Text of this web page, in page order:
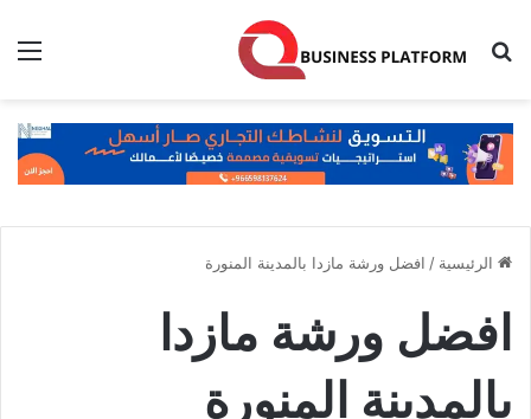
بحث عن
الرئيسية / افضل ورشة مازدا بالمدينة المنورة
افضل ورشة مازدا
بالمدينة المنورة